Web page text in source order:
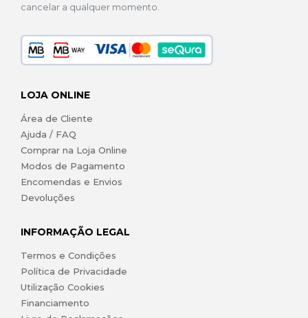
cancelar a qualquer momento.
LOJA ONLINE
Área de Cliente
Ajuda / FAQ
Comprar na Loja Online
Modos de Pagamento
Encomendas e Envios
Devoluções
INFORMAÇÃO LEGAL
Termos e Condições
Política de Privacidade
Utilização Cookies
Financiamento